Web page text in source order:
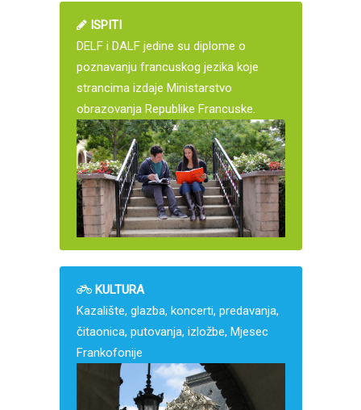
ISPITI
DELF i DALF jedine su diplome o
poznavanju francuskog jezika koje
strancima izdaje Ministarstvo
obrazovanja Republike Francuske.
KULTURA
Kazalište, glazba, koncerti, predavanja,
čitaonica, putovanja, izložbe, Mjesec
Frankofonije